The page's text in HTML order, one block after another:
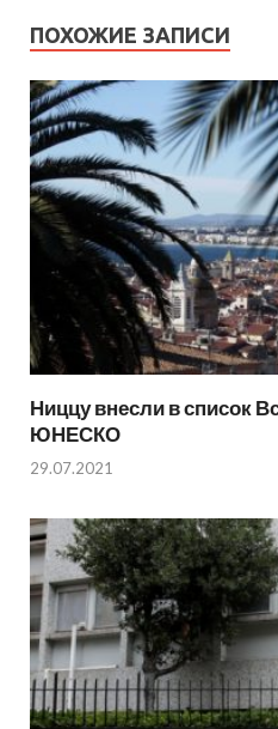
ПОХОЖИЕ ЗАПИСИ
Ниццу внесли в список
ЮНЕСКО
29.07.2021